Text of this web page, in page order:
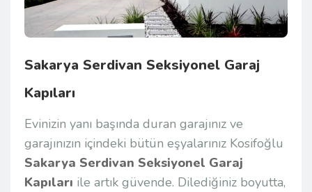
Sakarya Serdivan Seksiyonel Garaj
Kapıları
Evinizin yanı başında duran garajınız ve
garajınızın içindeki bütün eşyalarınız Kosifoğlu
Sakarya Serdivan Seksiyonel Garaj
Kapıları ile artık güvende. Dilediğiniz boyutta,